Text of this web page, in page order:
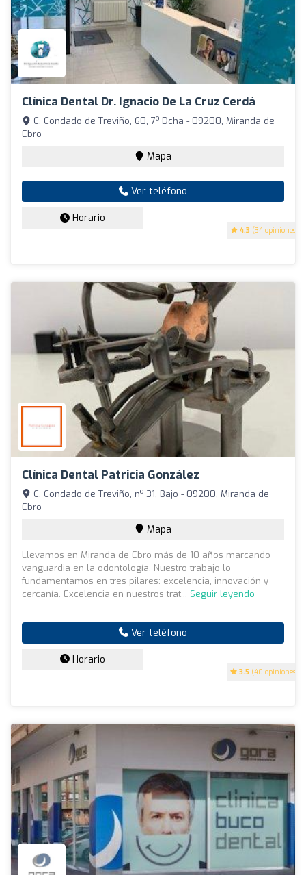
Clínica Dental Dr. Ignacio De La Cruz Cerdá
4.3 (34 opiniones)
C. Condado de Treviño, 60, 7º Dcha - 09200, Miranda de
Ebro
Mapa
Ver teléfono
Horario
Clínica Dental Patricia González
3.5 (40 opiniones)
C. Condado de Treviño, nº 31, Bajo - 09200, Miranda de
Ebro
Mapa
Llevamos en Miranda de Ebro más de 10 años marcando
vanguardia en la odontología. Nuestro trabajo lo
fundamentamos en tres pilares: excelencia, innovación y
cercanía. Excelencia en nuestros trat... Seguir leyendo
Ver teléfono
Horario